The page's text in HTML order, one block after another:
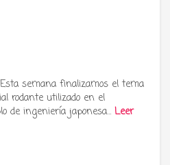
semana finalizamos el tema
rodante utilizado en el
de ingeniería japonesa… Leer